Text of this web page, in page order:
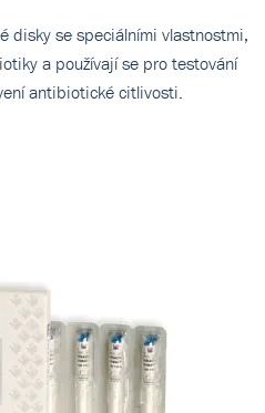
disky se speciálními vlastnostmi,
a používají se pro testování
antibiotické citlivosti.